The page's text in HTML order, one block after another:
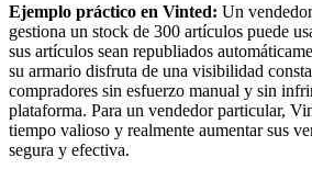
Ejemplo práctico en Vinted: Un
gestiona un stock de 300 artículos puede
sus artículos sean republiados
su armario disfruta de una visibilidad
compradores sin esfuerzo manual y sin
plataforma. Para un vendedor particular,
tiempo valioso y realmente aumentar sus
segura y efectiva.